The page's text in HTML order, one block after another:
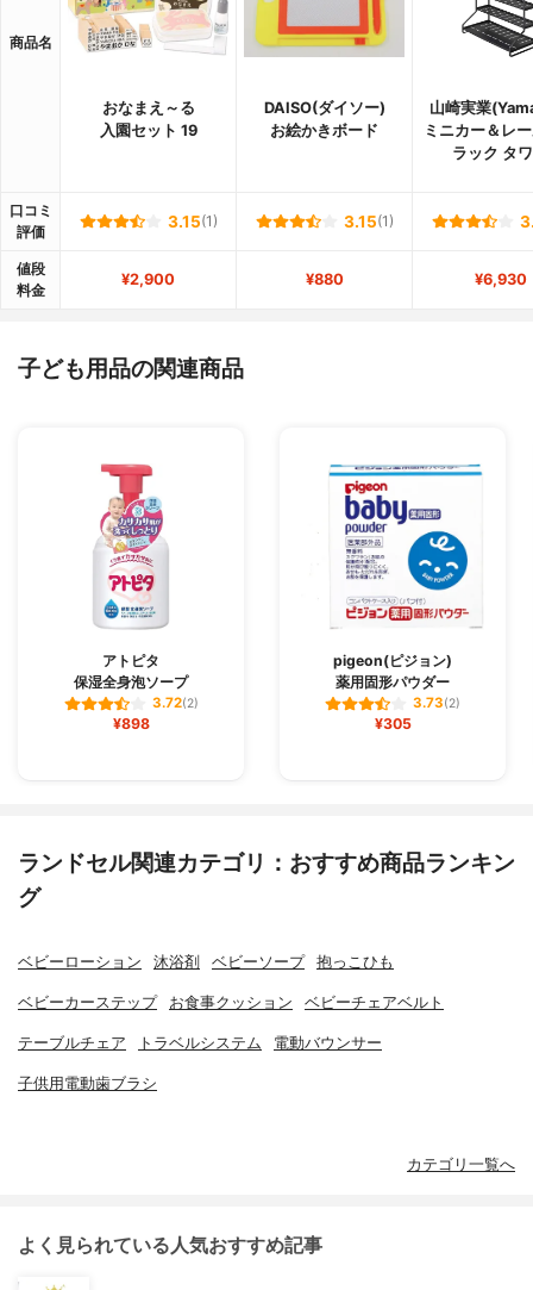
商品名
おなまえ～る
入園セット 19
DAISO(ダイソー)
お絵かきボード
山崎実業
ミニカー＆レ
ラック タ
口コミ
評価
3.15(1) 3.15(1)
値段
料金
¥2,900 ¥880 ¥6,930
子ども用品の関連商品
アトピタ
保湿全身泡ソープ
3.72(2)
¥898
pigeon(ピジョン)
薬用固形パウダー
3.73(2)
¥305
ランドセル関連カテゴリ：おすすめ商品ランキン
グ
ベビーローション 沐浴剤 ベビーソープ 抱っこひも
ベビーカーステップ お食事クッション ベビーチェアベルト
テーブルチェア トラベルシステム 電動バウンサー
子供用電動歯ブラシ
カテゴリ一覧へ
よく見られている人気おすすめ記事